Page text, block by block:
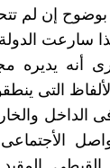
بوضوح إن لم
سارعت
أنه
التى
الداخل